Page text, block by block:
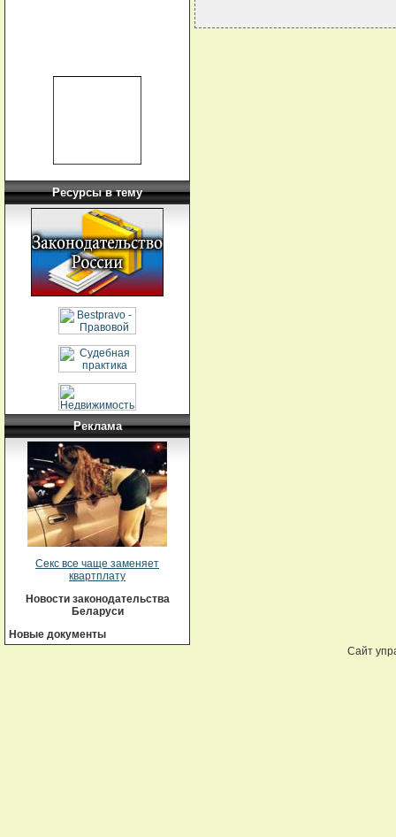
Ресурсы в тему
Реклама
Секс все чаще заменяет
квартплату
Новости законодательства
Беларуси
Новые документы
Сайт